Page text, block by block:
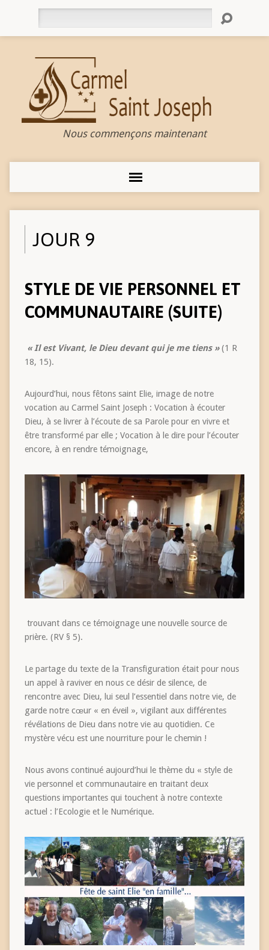
Nous commençons maintenant
JOUR 9
STYLE DE VIE PERSONNEL ET
COMMUNAUTAIRE (SUITE)
« Il est Vivant, le Dieu devant qui je me tiens » (1 R
18, 15).
Aujourd’hui, nous fêtons saint Elie, image de notre
vocation au Carmel Saint Joseph : Vocation à écouter
Dieu, à se livrer à l’écoute de sa Parole pour en vivre et
être transformé par elle ; Vocation à le dire pour l’écouter
encore, à en rendre témoignage,
trouvant dans ce témoignage une nouvelle source de
prière. (RV § 5).
Le partage du texte de la Transfiguration était pour nous
un appel à raviver en nous ce désir de silence, de
rencontre avec Dieu, lui seul l’essentiel dans notre vie, de
garde notre cœur « en éveil », vigilant aux différentes
révélations de Dieu dans notre vie au quotidien. Ce
mystère vécu est une nourriture pour le chemin !
Nous avons continué aujourd’hui le thème du « style de
vie personnel et communautaire en traitant deux
questions importantes qui touchent à notre contexte
actuel : l’Ecologie et le Numérique.